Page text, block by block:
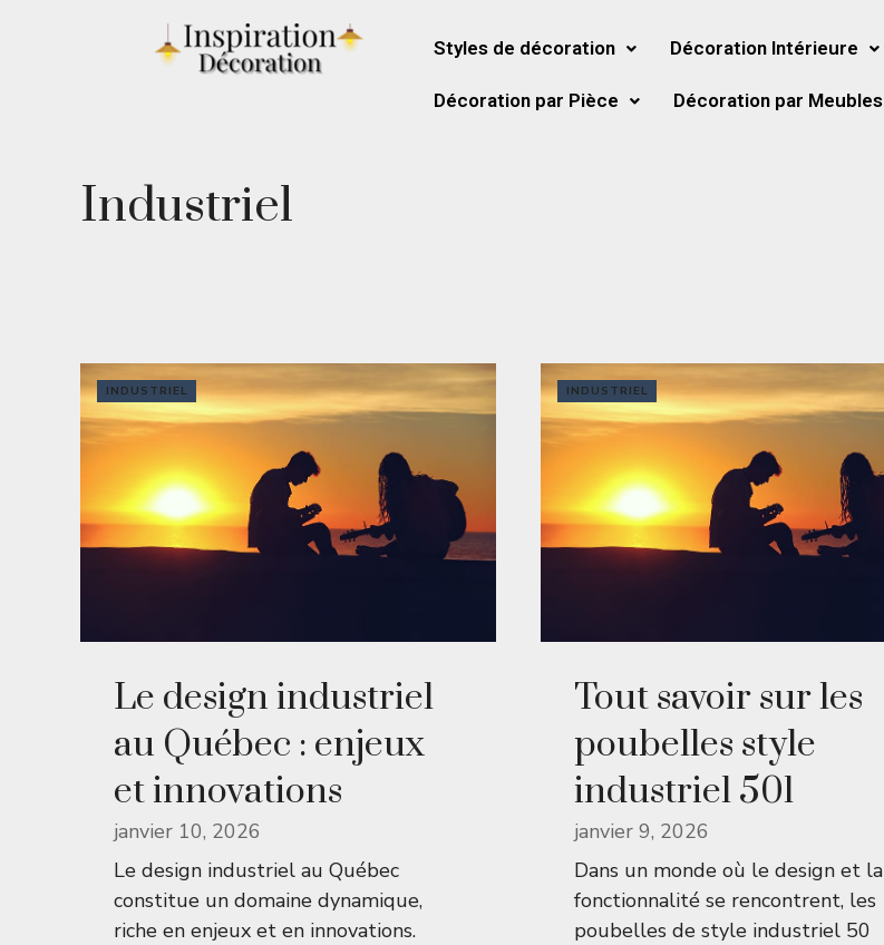
Styles de décoration Décoration Intérieure
Décoration par Pièce Décoration par Meubles
Industriel
INDUSTRIEL
Le design industriel
au Québec : enjeux
et innovations
janvier 10, 2026
Le design industriel au Québec
constitue un domaine dynamique,
riche en enjeux et en innovations.
INDUSTRIEL
Tout savoir sur les
poubelles style
industriel 50l
janvier 9, 2026
Dans un monde où le design et la
fonctionnalité se rencontrent, les
poubelles de style industriel 50